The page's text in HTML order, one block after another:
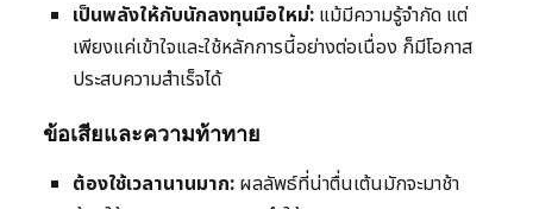
เป็นพลังให้กับนักลงทุนมือใหม่: แม้มีความรู้จำกัด แต่
เพียงแค่เข้าใจและใช้หลักการนี้อย่างต่อเนื่อง ก็มีโอกาส
ประสบความสำเร็จได้
ข้อเสียและความท้าทาย
ต้องใช้เวลานานมาก: ผลลัพธ์ที่น่าตื่นเต้นมักจะมาช้า